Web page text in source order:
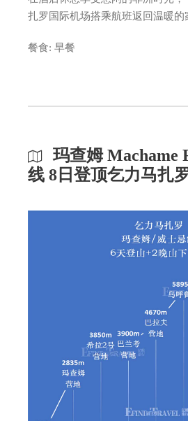
扎罗国际机场搭乘航班返回温暖的
餐食: 早餐
玛查姆 Machame
线 8日登顶乞力马扎